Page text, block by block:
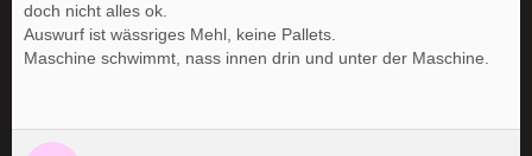
doch nicht alles ok.
Auswurf ist wässriges Mehl, keine Pallets.
Maschine schwimmt, nass innen drin und unter der Maschine.